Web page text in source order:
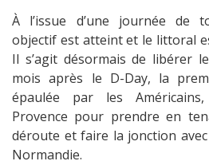
À l’issue d’une journée de
objectif est atteint et le littoral
Il s’agit désormais de libérer
mois après le D-Day, la
épaulée par les
Provence pour prendre en
déroute et faire la jonction
Normandie.